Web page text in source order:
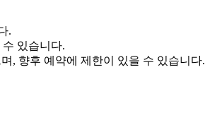
.
있습니다.
, 향후 예약에 제한이 있을 수 있습니다.